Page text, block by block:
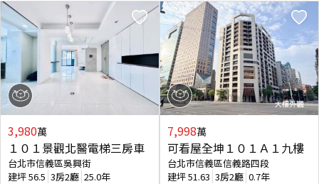
3,980萬
１０１景觀北醫電梯三房車
台北市信義區吳興街
建坪56.5 3房2廳 25.0年
7,998萬
可看屋全坤１０１Ａ１九樓
台北市信義區信義路四段
建坪51.63 3房2廳 0.7年